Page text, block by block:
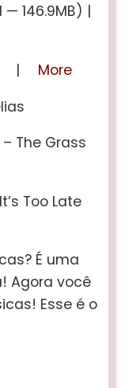
— 146.9MB) |
|
More
The Grass
Too Late
É uma
Agora você
Esse é o